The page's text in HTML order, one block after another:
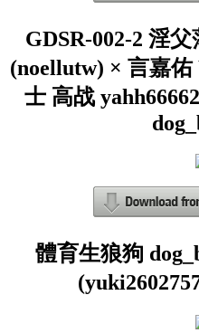
GDSR-002-2 淫
(noellutw) × 言嘉佑
士 高战
體育生狼狗